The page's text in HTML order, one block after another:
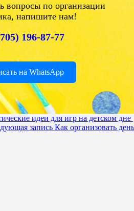
вопросы по организации
напишите нам!
196-87-77
на WhatsApp
идеи для игр на детском дне
запись Как организовать день